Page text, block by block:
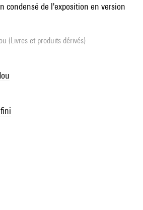
condensé de l'exposition en version
(Livres et produits dérivés)